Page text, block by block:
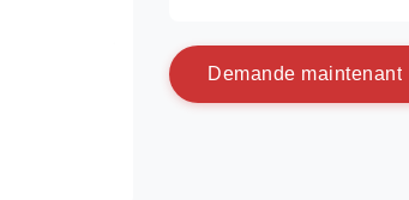
Demande maintenant